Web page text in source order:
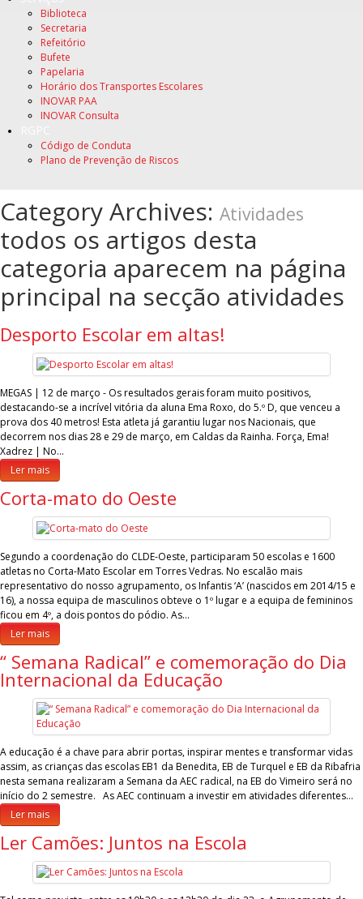
Biblioteca
Secretaria
Refeitório
Bufete
Papelaria
Horário dos Transportes Escolares
INOVAR PAA
INOVAR Consulta
Código de Conduta
Plano de Prevenção de Riscos
Category Archives: Atividades
todos os artigos desta
categoria aparecem na página
principal na secção atividades
Desporto Escolar em altas!
MEGAS | 12 de março - Os resultados gerais foram muito positivos,
destacando-se a incrível vitória da aluna Ema Roxo, do 5.º D, que venceu a
prova dos 40 metros! Esta atleta já garantiu lugar nos Nacionais, que
decorrem nos dias 28 e 29 de março, em Caldas da Rainha. Força, Ema!
Xadrez | No…
Ler mais
Corta-mato do Oeste
Segundo a coordenação do CLDE-Oeste, participaram 50 escolas e 1600
atletas no Corta-Mato Escolar em Torres Vedras. No escalão mais
representativo do nosso agrupamento, os Infantis ‘A’ (nascidos em 2014/15 e
16), a nossa equipa de masculinos obteve o 1º lugar e a equipa de femininos
ficou em 4º, a dois pontos do pódio. As…
Ler mais
“ Semana Radical” e comemoração do Dia
Internacional da Educação
A educação é a chave para abrir portas, inspirar mentes e transformar vidas
assim, as crianças das escolas EB1 da Benedita, EB de Turquel e EB da Ribafria
nesta semana realizaram a Semana da AEC radical, na EB do Vimeiro será no
início do 2 semestre. As AEC continuam a investir em atividades diferentes…
Ler mais
Ler Camões: Juntos na Escola